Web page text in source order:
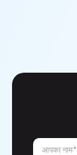
आपका नाम*